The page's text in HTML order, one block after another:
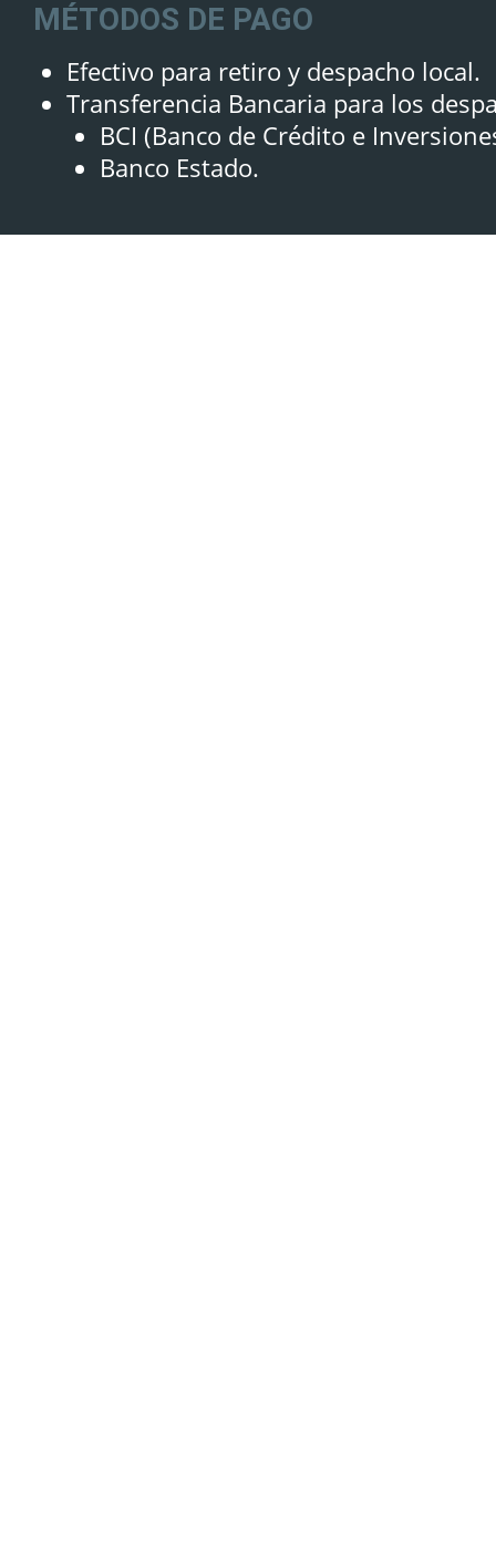
MÉTODOS DE PAGO
Efectivo para retiro y despacho local.
Transferencia Bancaria para los
BCI (Banco de Crédito e
Banco Estado.